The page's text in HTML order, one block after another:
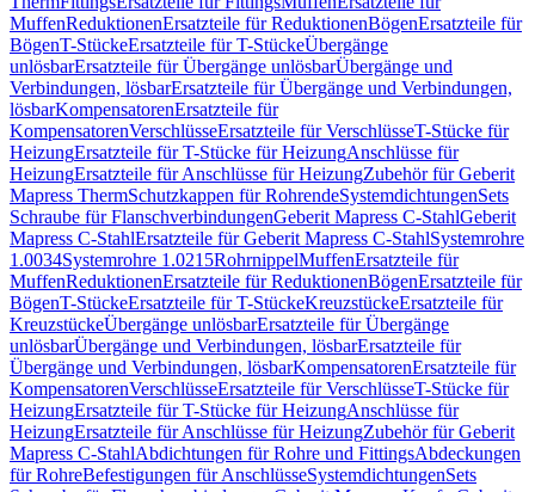
MuffenReduktionenErsatzteile für ReduktionenBögenErsatzteile für
BögenT-StückeErsatzteile für T-StückeÜbergänge
unlösbarErsatzteile für Übergänge unlösbarÜbergänge und
Verbindungen, lösbarErsatzteile für Übergänge und Verbindungen,
lösbarKompensatorenErsatzteile für
KompensatorenVerschlüsseErsatzteile für VerschlüsseT-Stücke für
HeizungErsatzteile für T-Stücke für HeizungAnschlüsse für
HeizungErsatzteile für Anschlüsse für HeizungZubehör für Geberit
Mapress ThermSchutzkappen für RohrendeSystemdichtungenSets
Schraube für FlanschverbindungenGeberit Mapress C-StahlGeberit
Mapress C-StahlErsatzteile für Geberit Mapress C-StahlSystemrohre
1.0034Systemrohre 1.0215RohrnippelMuffenErsatzteile für
MuffenReduktionenErsatzteile für ReduktionenBögenErsatzteile für
BögenT-StückeErsatzteile für T-StückeKreuzstückeErsatzteile für
KreuzstückeÜbergänge unlösbarErsatzteile für Übergänge
unlösbarÜbergänge und Verbindungen, lösbarErsatzteile für
Übergänge und Verbindungen, lösbarKompensatorenErsatzteile für
KompensatorenVerschlüsseErsatzteile für VerschlüsseT-Stücke für
HeizungErsatzteile für T-Stücke für HeizungAnschlüsse für
HeizungErsatzteile für Anschlüsse für HeizungZubehör für Geberit
Mapress C-StahlAbdichtungen für Rohre und FittingsAbdeckungen
für RohreBefestigungen für AnschlüsseSystemdichtungenSets